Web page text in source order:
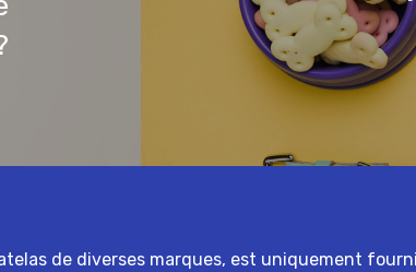
de diverses marques, est uniquement